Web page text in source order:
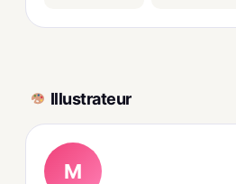
Illustrateur
M